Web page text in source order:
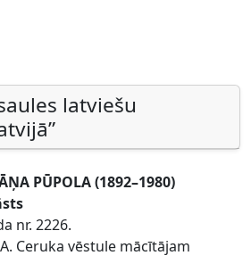
latviešu
PŪPOLA (1892–1980)
nr. 2226.
Ceruka vēstule mācītājam